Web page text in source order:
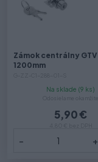
Zámok centrálny GTV
1200mm
Na sklade (9 ks)
5,90 €
- +